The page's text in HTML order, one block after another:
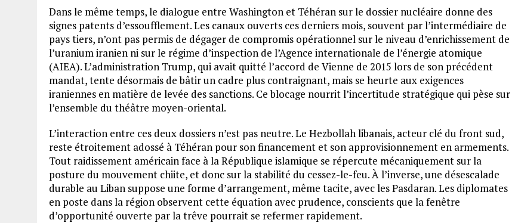
Dans le même temps, le dialogue entre Washington et Téhéran sur le dossier nucléaire donne des
signes patents d’essoufflement. Les canaux ouverts ces derniers mois, souvent par l’intermédiaire de
pays tiers, n’ont pas permis de dégager de compromis opérationnel sur le niveau d’enrichissement de
l’uranium iranien ni sur le régime d’inspection de l’Agence internationale de l’énergie atomique
(AIEA). L’administration Trump, qui avait quitté l’accord de Vienne de 2015 lors de son précédent
mandat, tente désormais de bâtir un cadre plus contraignant, mais se heurte aux exigences
iraniennes en matière de levée des sanctions. Ce blocage nourrit l’incertitude stratégique qui pèse sur
l’ensemble du théâtre moyen-oriental.
L’interaction entre ces deux dossiers n’est pas neutre. Le Hezbollah libanais, acteur clé du front sud,
reste étroitement adossé à Téhéran pour son financement et son approvisionnement en armements.
Tout raidissement américain face à la République islamique se répercute mécaniquement sur la
posture du mouvement chiite, et donc sur la stabilité du cessez-le-feu. À l’inverse, une désescalade
durable au Liban suppose une forme d’arrangement, même tacite, avec les Pasdaran. Les diplomates
en poste dans la région observent cette équation avec prudence, conscients que la fenêtre
d’opportunité ouverte par la trêve pourrait se refermer rapidement.